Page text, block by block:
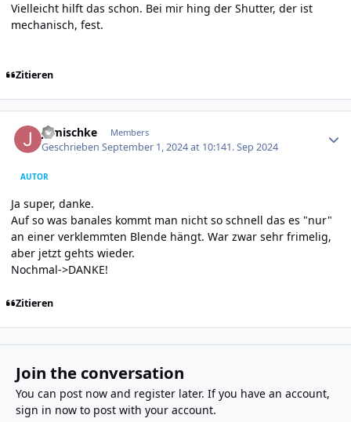
Vielleicht hilft das schon. Bei mir hing der Shutter, der ist
mechanisch, fest.
Zitieren
jgmischke Members
GeschriebenSeptember 1, 2024 at 10:141. Sep 2024
AUTOR
Ja super, danke.
Auf so was banales kommt man nicht so schnell das es "nur"
an einer verklemmten Blende hängt. War zwar sehr frimelig,
aber jetzt gehts wieder.
Nochmal->DANKE!
Zitieren
Join the conversation
You can post now and register later. If you have an account,
sign in nowto post with your account.